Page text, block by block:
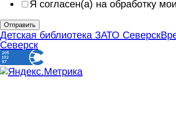
Я согласен(а) на обработку
Отправить
Детская библиотека ЗАТО Северск
Северск